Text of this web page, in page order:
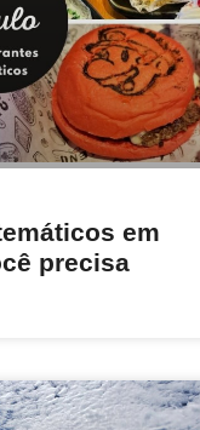
em
precisa